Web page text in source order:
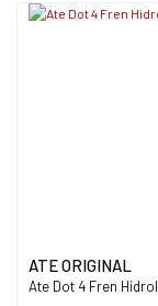
ATE ORIGINAL
Ate Dot 4 Fren